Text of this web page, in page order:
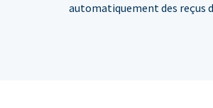
automatiquement des reçus